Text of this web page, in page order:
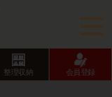
整理収納 会員登録